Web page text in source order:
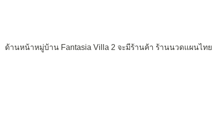
ด้านหน้าหมู่บ้าน Fantasia Villa 2 จะมีร้านค้า ร้านนวดแผนไทย